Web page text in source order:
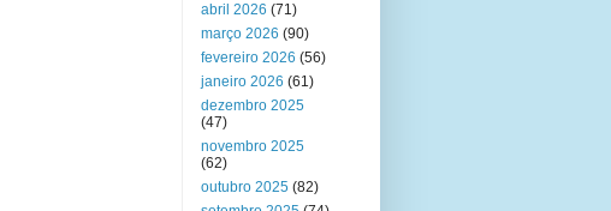
abril 2026 (71)
março 2026 (90)
fevereiro 2026 (56)
janeiro 2026 (61)
dezembro 2025
(47)
novembro 2025
(62)
outubro 2025 (82)